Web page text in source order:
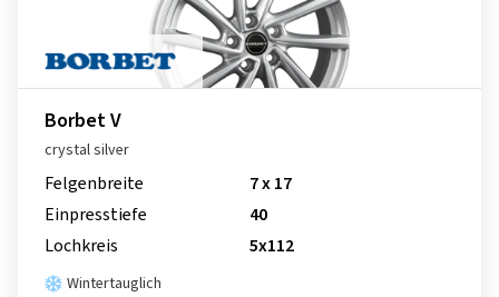
Borbet V
crystal silver
Felgenbreite
7 x 17
Einpresstiefe
40
Lochkreis
5x112
Wintertauglich